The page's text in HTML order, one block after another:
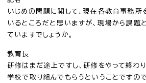
いじめの問題に関して、現在各教育事務所
いるところだと思いますが、現場から課題
ていますでしょうか。
教育長
研修はまだ途上ですし、研修をやって終わり
学校で取り組んでもらうということですの